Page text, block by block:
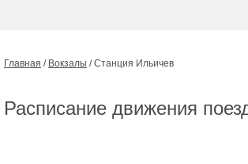
Главная / Вокзалы /Станция Ильичев
Расписание движения